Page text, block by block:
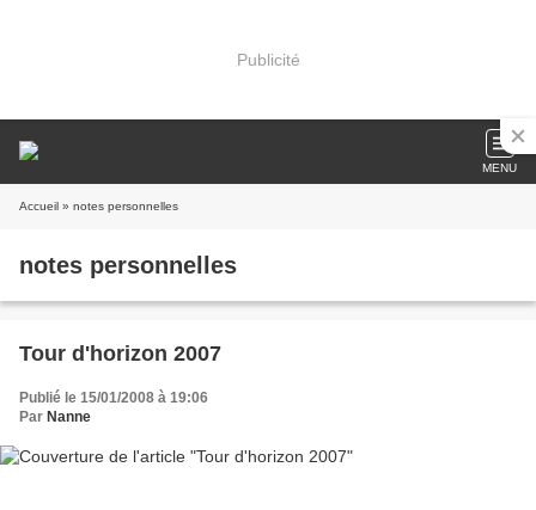
Publicité
MENU
Accueil » notes personnelles
notes personnelles
Tour d'horizon 2007
Publié le 15/01/2008 à 19:06
Par Nanne